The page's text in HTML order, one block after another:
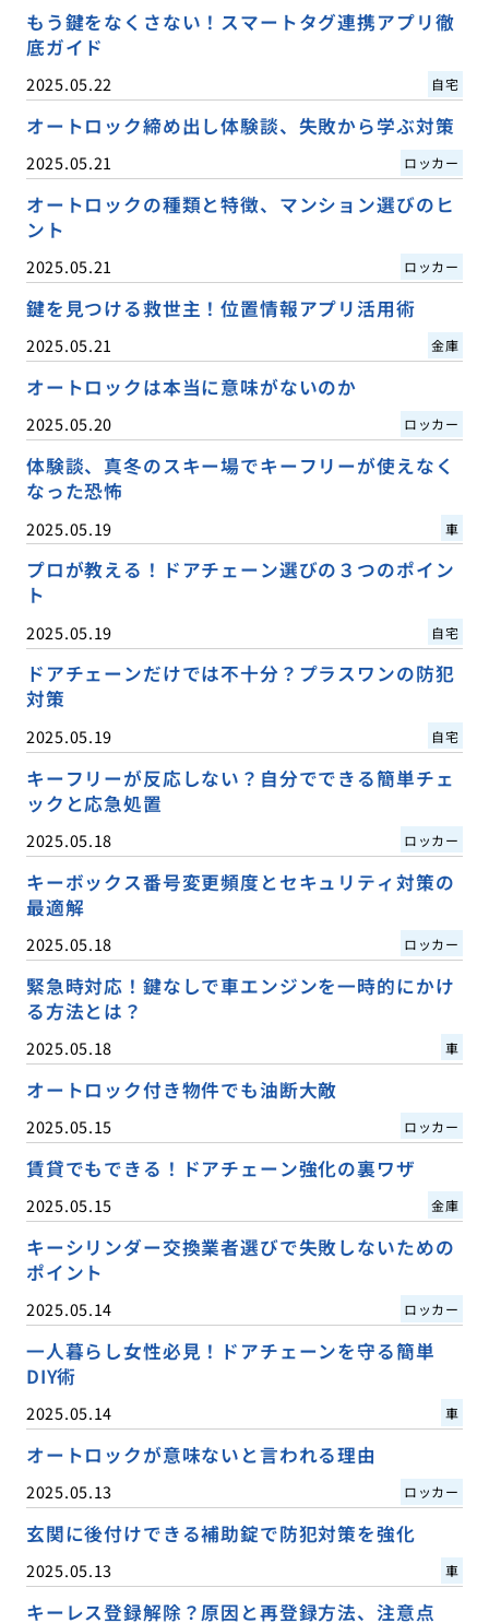
もう鍵をなくさない！スマートタグ連携アプリ徹
底ガイド
2025.05.22 自宅
オートロック締め出し体験談、失敗から学ぶ対策
2025.05.21 ロッカー
オートロックの種類と特徴、マンション選びのヒ
ント
2025.05.21 ロッカー
鍵を見つける救世主！位置情報アプリ活用術
2025.05.21 金庫
オートロックは本当に意味がないのか
2025.05.20 ロッカー
体験談、真冬のスキー場でキーフリーが使えなく
なった恐怖
2025.05.19 車
プロが教える！ドアチェーン選びの３つのポイン
ト
2025.05.19 自宅
ドアチェーンだけでは不十分？プラスワンの防犯
対策
2025.05.19 自宅
キーフリーが反応しない？自分でできる簡単チェ
ックと応急処置
2025.05.18 ロッカー
キーボックス番号変更頻度とセキュリティ対策の
最適解
2025.05.18 ロッカー
緊急時対応！鍵なしで車エンジンを一時的にかけ
る方法とは？
2025.05.18 車
オートロック付き物件でも油断大敵
2025.05.15 ロッカー
賃貸でもできる！ドアチェーン強化の裏ワザ
2025.05.15 金庫
キーシリンダー交換業者選びで失敗しないための
ポイント
2025.05.14 ロッカー
一人暮らし女性必見！ドアチェーンを守る簡単
DIY術
2025.05.14 車
オートロックが意味ないと言われる理由
2025.05.13 ロッカー
玄関に後付けできる補助錠で防犯対策を強化
2025.05.13 車
キーレス登録解除？原因と再登録方法、注意点